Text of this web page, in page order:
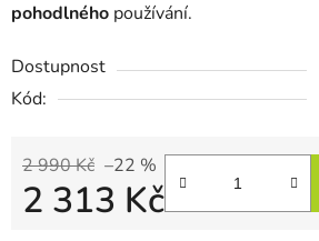
pohodlného používání.
Dostupnost
Kód:
2 990 Kč –22 %
2 313 Kč